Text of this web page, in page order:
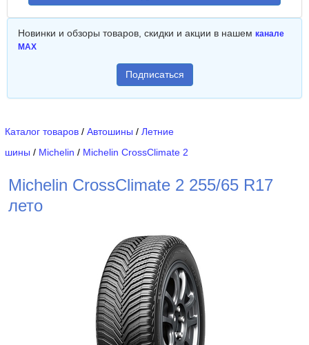
Новинки и обзоры товаров, скидки и акции в нашем канале
MAX
Подписаться
Каталог товаров / Автошины / Летние
шины / Michelin / Michelin CrossClimate 2
Michelin CrossClimate 2 255/65 R17
лето